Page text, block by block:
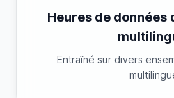
Heures de
Entraîné sur divers